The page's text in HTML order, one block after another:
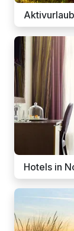
Hotels in